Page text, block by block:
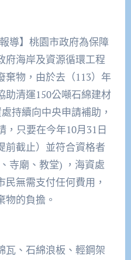
導】桃園市政府為保障
府海岸及資源循環工程
棄物，由於去（113）年
助清運150公噸石綿建材
持續向中央申請補助，
，只要在今年10月31日
前截止）並符合資格者
寺廟、教堂) ，海資處
無需支付任何費用，
物的負擔。
瓦、石綿浪板、輕鋼架